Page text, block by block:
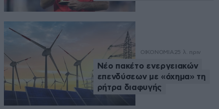
ΟΙΚΟΝΟΜΙΑ25 λ. πριν
Νέο πακέτο ενεργειακών
επενδύσεων με «όχημα» τη
ρήτρα διαφυγής